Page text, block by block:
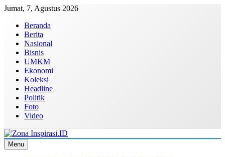
Skip
content
Jumat, 7, Agustus 2026
Beranda
Berita
Nasional
Bisnis
UMKM
Ekonomi
Koleksi
Headline
Politik
Foto
Video
Zona Inspirasi.ID
Bersama Membangun Semangat Baru
Menu